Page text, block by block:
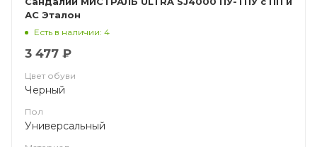
АС Эталон
Есть в наличии: 4
3 477 ₽
Цвет обуви
Черный
Пол
Универсальный